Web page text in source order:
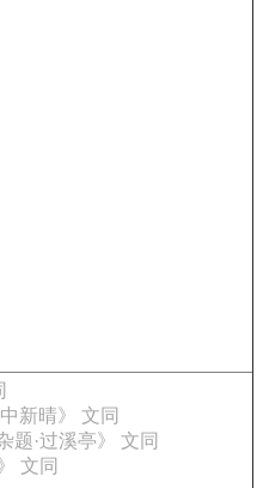
中新晴》 文同
题·过溪亭》 文同
文同